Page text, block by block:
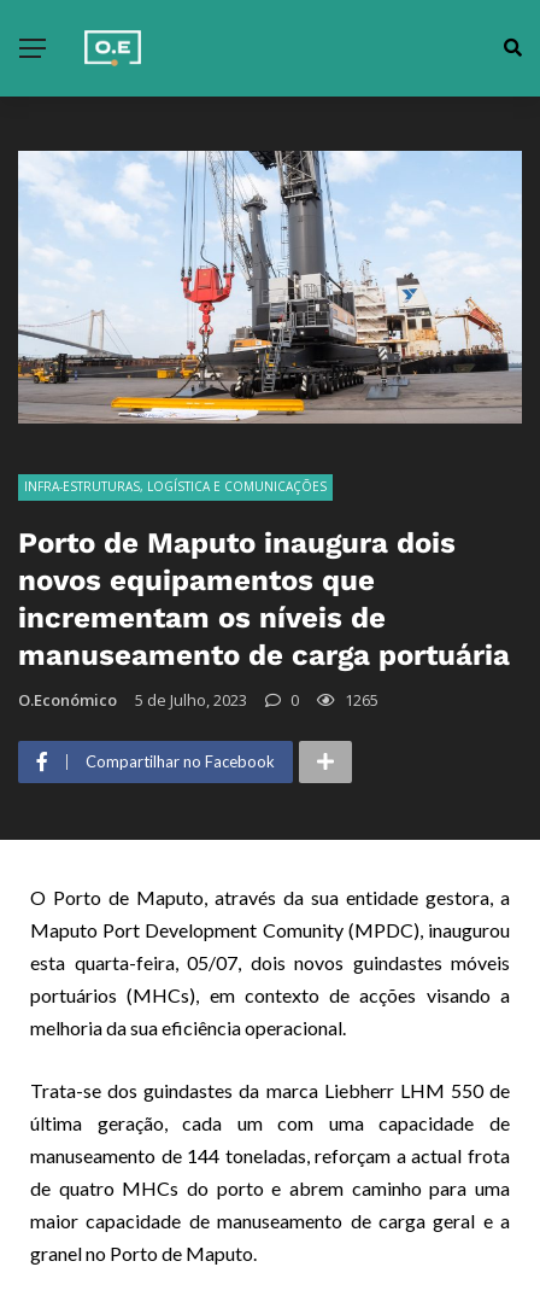
INFRA-ESTRUTURAS, LOGÍSTICA E COMUNICAÇÕES
Porto de Maputo inaugura dois
novos equipamentos que
incrementam os níveis de
manuseamento de carga portuária
O.Económico 5 de Julho, 2023 0 1265
Compartilhar no Facebook
O Porto de Maputo, através da sua entidade gestora, a
Maputo Port Development Comunity (MPDC), inaugurou
esta quarta-feira, 05/07, dois novos guindastes móveis
portuários (MHCs), em contexto de acções visando a
melhoria da sua eficiência operacional.
Trata-se dos guindastes da marca Liebherr LHM 550 de
última geração, cada um com uma capacidade de
manuseamento de 144 toneladas, reforçam a actual frota
de quatro MHCs do porto e abrem caminho para uma
maior capacidade de manuseamento de carga geral e a
granel no Porto de Maputo.